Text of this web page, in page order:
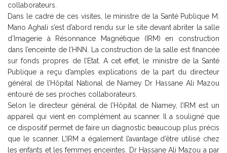
collaborateurs.
Dans le cadre de ces visites, le ministre de la Santé Publique M.
Mano Aghali s’est d’abord rendu sur le site devant abriter la salle
d’Imagerie à Résonnance Magnétique (IRM) en construction
dans l’enceinte de l’HNN. La construction de la salle est financée
sur fonds propres de l’Etat. A cet effet, le ministre de la Santé
Publique a reçu d’amples explications de la part du directeur
général de l’Hôpital National de Niamey Dr Hassane Ali Mazou
entouré de ses proches collaborateurs.
Selon le directeur général de l’Hôpital de Niamey, l’IRM est un
appareil qui vient en complément au scanner. Il a souligné que
ce dispositif permet de faire un diagnostic beaucoup plus précis
que le scanner. L’IRM a également l’avantage d’être utilisé chez
les enfants et les femmes enceintes. Dr Hassane Ali Mazou a par